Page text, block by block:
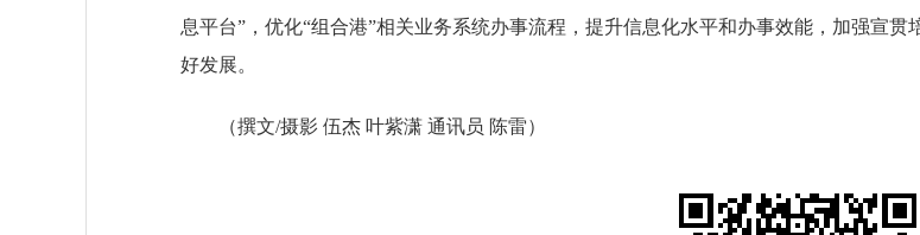
息平台”，优化“组合港”相关业务系统办事流程，提升信息化水平和办事效能，加强宣
好发展。
（撰文/摄影 伍杰 叶紫潇 通讯员 陈雷）